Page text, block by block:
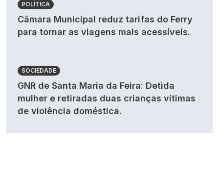
POLÍTICA
Câmara Municipal reduz tarifas do Ferry
para tornar as viagens mais acessíveis.
SOCIEDADE
GNR de Santa Maria da Feira: Detida
mulher e retiradas duas crianças vítimas
de violência doméstica.